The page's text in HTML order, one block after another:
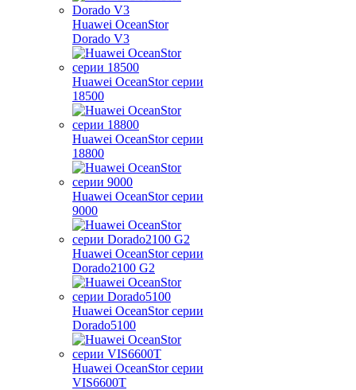
Huawei OceanStor
Dorado V3
Huawei OceanStor серии
18500
Huawei OceanStor серии
18800
Huawei OceanStor серии
9000
Huawei OceanStor серии
Dorado2100 G2
Huawei OceanStor серии
Dorado5100
Huawei OceanStor серии
VIS6600T